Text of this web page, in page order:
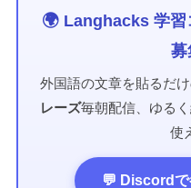
🌍 Langhacks 学習
募
外国語の文章を貼るだ
レーズ毎朝配信、ゆる
使
💬 Discordで